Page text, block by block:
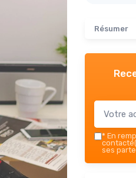
Résumer
* En
ses